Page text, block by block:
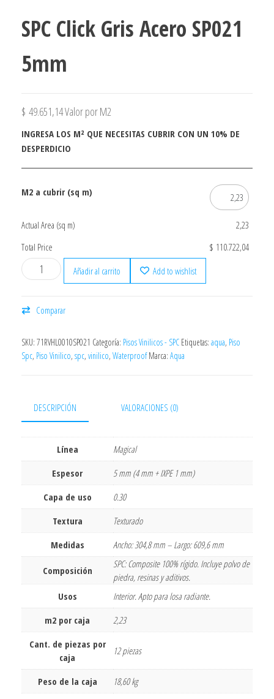
SPC Click Gris Acero SP021
5mm
$ 49.651,14Valor por M2
INGRESA LOS M² QUE NECESITAS CUBRIR CON UN 10% DE
DESPERDICIO
M2 a cubrir (sq m)
Actual Area (sq m)
2,23
Total Price
$ 110.722,04
Añadir al carrito
Add to wishlist
Comparar
SKU: 71RVHL0010SP021 Categoría: Pisos Vinilicos - SPC Etiquetas: aqua, Piso
Spc, Piso Vinilico, spc, vinilico, Waterproof Marca: Aqua
DESCRIPCIÓN VALORACIONES (0)
Línea
Magical
Espesor
5 mm (4 mm + IXPE 1 mm)
Capa de uso
0.30
Textura
Texturado
Medidas
Ancho: 304,8 mm – Largo: 609,6 mm
Composición
SPC: Composite 100% rígido. Incluye polvo de
piedra, resinas y aditivos.
Usos
Interior. Apto para losa radiante.
m2 por caja
2,23
Cant. de piezas por
caja
12 piezas
Peso de la caja
18,60 kg